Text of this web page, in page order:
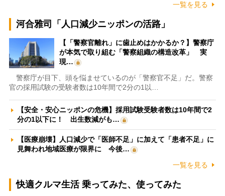
一覧を見る
河合雅司「人口減少ニッポンの活路」
【「警察官離れ」に歯止めはかかるか？】警察庁
が本気で取り組む「警察組織の構造改革」 実
現…
警察庁が目下、頭を悩ませているのが「警察官不足」だ。警察
官の採用試験の受験者数は10年間で2分の1以…
【安全・安心ニッポンの危機】採用試験受験者数は10年間で2
分の1以下に！ 出生数減がも…
【医療崩壊】人口減少で「医師不足」に加えて「患者不足」に
見舞われ地域医療が限界に 今後…
一覧を見る
快適クルマ生活 乗ってみた、使ってみた